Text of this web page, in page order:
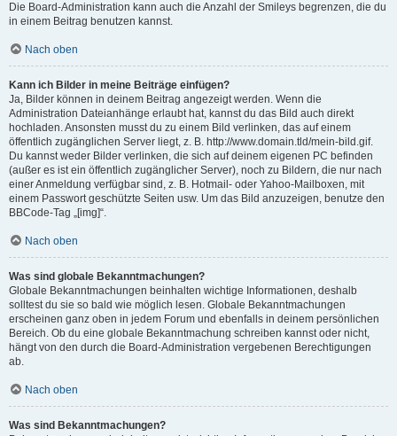
Die Board-Administration kann auch die Anzahl der Smileys begrenzen, die du
in einem Beitrag benutzen kannst.
Nach oben
Kann ich Bilder in meine Beiträge einfügen?
Ja, Bilder können in deinem Beitrag angezeigt werden. Wenn die
Administration Dateianhänge erlaubt hat, kannst du das Bild auch direkt
hochladen. Ansonsten musst du zu einem Bild verlinken, das auf einem
öffentlich zugänglichen Server liegt, z. B. http://www.domain.tld/mein-bild.gif.
Du kannst weder Bilder verlinken, die sich auf deinem eigenen PC befinden
(außer es ist ein öffentlich zugänglicher Server), noch zu Bildern, die nur nach
einer Anmeldung verfügbar sind, z. B. Hotmail- oder Yahoo-Mailboxen, mit
einem Passwort geschützte Seiten usw. Um das Bild anzuzeigen, benutze den
BBCode-Tag „[img]“.
Nach oben
Was sind globale Bekanntmachungen?
Globale Bekanntmachungen beinhalten wichtige Informationen, deshalb
solltest du sie so bald wie möglich lesen. Globale Bekanntmachungen
erscheinen ganz oben in jedem Forum und ebenfalls in deinem persönlichen
Bereich. Ob du eine globale Bekanntmachung schreiben kannst oder nicht,
hängt von den durch die Board-Administration vergebenen Berechtigungen
ab.
Nach oben
Was sind Bekanntmachungen?